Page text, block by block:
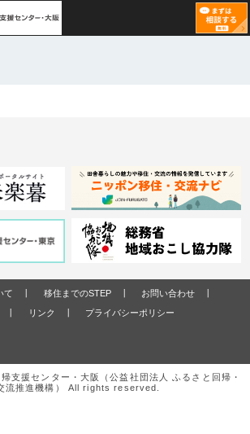
て 移住までのSTEP
お問い合わせ
リンク プライバシーポリシー
支援センター・大阪（公益社団法人 ふるさと回帰・
流推進機構） All rights reserved.